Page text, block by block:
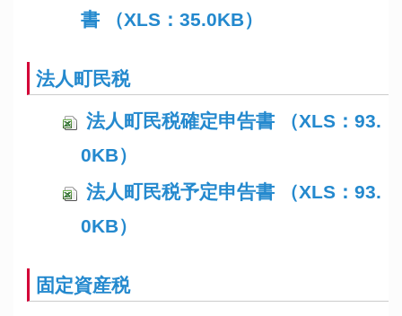
書 （XLS：35.0KB）
法人町民税
法人町民税確定申告書 （XLS：93.
0KB）
法人町民税予定申告書 （XLS：93.
0KB）
固定資産税